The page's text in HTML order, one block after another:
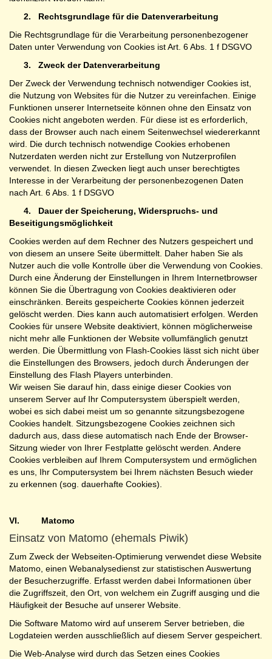
2. Rechtsgrundlage für die Datenverarbeitung
Die Rechtsgrundlage für die Verarbeitung personenbezogener
Daten unter Verwendung von Cookies ist Art. 6 Abs. 1 f DSGVO
3. Zweck der Datenverarbeitung
Der Zweck der Verwendung technisch notwendiger Cookies ist,
die Nutzung von Websites für die Nutzer zu vereinfachen. Einige
Funktionen unserer Internetseite können ohne den Einsatz von
Cookies nicht angeboten werden. Für diese ist es erforderlich,
dass der Browser auch nach einem Seitenwechsel wiedererkannt
wird. Die durch technisch notwendige Cookies erhobenen
Nutzerdaten werden nicht zur Erstellung von Nutzerprofilen
verwendet. In diesen Zwecken liegt auch unser berechtigtes
Interesse in der Verarbeitung der personenbezogenen Daten
nach Art. 6 Abs. 1 f DSGVO
4. Dauer der Speicherung, Widerspruchs- und
Beseitigungsmöglichkeit
Cookies werden auf dem Rechner des Nutzers gespeichert und
von diesem an unsere Seite übermittelt. Daher haben Sie als
Nutzer auch die volle Kontrolle über die Verwendung von Cookies.
Durch eine Änderung der Einstellungen in Ihrem Internetbrowser
können Sie die Übertragung von Cookies deaktivieren oder
einschränken. Bereits gespeicherte Cookies können jederzeit
gelöscht werden. Dies kann auch automatisiert erfolgen. Werden
Cookies für unsere Website deaktiviert, können möglicherweise
nicht mehr alle Funktionen der Website vollumfänglich genutzt
werden. Die Übermittlung von Flash-Cookies lässt sich nicht über
die Einstellungen des Browsers, jedoch durch Änderungen der
Einstellung des Flash Players unterbinden.
Wir weisen Sie darauf hin, dass einige dieser Cookies von
unserem Server auf Ihr Computersystem überspielt werden,
wobei es sich dabei meist um so genannte sitzungsbezogene
Cookies handelt. Sitzungsbezogene Cookies zeichnen sich
dadurch aus, dass diese automatisch nach Ende der Browser-
Sitzung wieder von Ihrer Festplatte gelöscht werden. Andere
Cookies verbleiben auf Ihrem Computersystem und ermöglichen
es uns, Ihr Computersystem bei Ihrem nächsten Besuch wieder
zu erkennen (sog. dauerhafte Cookies).
VI. Matomo
Einsatz von Matomo (ehemals Piwik)
Zum Zweck der Webseiten-Optimierung verwendet diese Website
Matomo, einen Webanalysedienst zur statistischen Auswertung
der Besucherzugriffe. Erfasst werden dabei Informationen über
die Zugriffszeit, den Ort, von welchem ein Zugriff ausging und die
Häufigkeit der Besuche auf unserer Website.
Die Software Matomo wird auf unserem Server betrieben, die
Logdateien werden ausschließlich auf diesem Server gespeichert.
Die Web-Analyse wird durch das Setzen eines Cookies